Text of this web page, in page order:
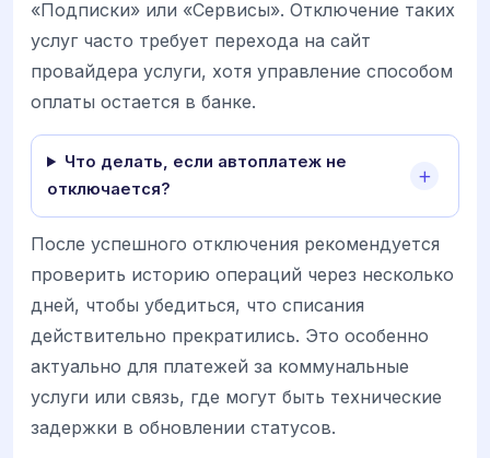
«Подписки» или «Сервисы». Отключение таких
услуг часто требует перехода на сайт
провайдера услуги, хотя управление способом
оплаты остается в банке.
Что делать, если автоплатеж не
отключается?
После успешного отключения рекомендуется
проверить историю операций через несколько
дней, чтобы убедиться, что списания
действительно прекратились. Это особенно
актуально для платежей за коммунальные
услуги или связь, где могут быть технические
задержки в обновлении статусов.